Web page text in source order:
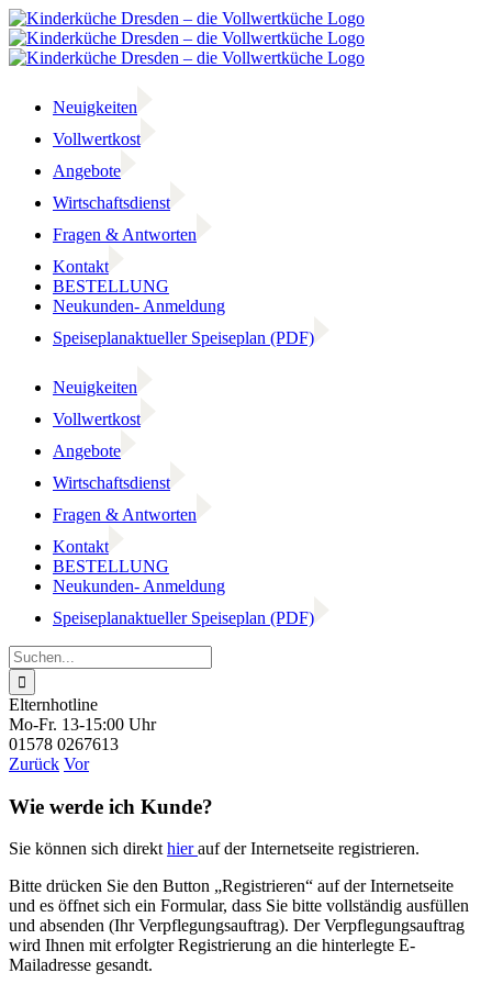
Zum
Inhalt
springen
Neuigkeiten
Vollwertkost
Angebote
Wirtschaftsdienst
Fragen & Antworten
Kontakt
BESTELLUNG
Neukunden- Anmeldung
Speiseplanaktueller Speiseplan (PDF)
Neuigkeiten
Vollwertkost
Angebote
Wirtschaftsdienst
Fragen & Antworten
Kontakt
BESTELLUNG
Neukunden- Anmeldung
Speiseplanaktueller Speiseplan (PDF)
Suche
nach:
Elternhotline
Mo-Fr. 13-15:00 Uhr
01578 0267613
Zurück Vor
Wie werde ich Kunde?
Sie können sich direkthierauf der Internetseite registrieren.
Bitte drücken Sie den Button „Registrieren“ auf der Internetseite
und es öffnet sich ein Formular, dass Sie bitte vollständig ausfüllen
und absenden (Ihr Verpflegungsauftrag). Der Verpflegungsauftrag
wird Ihnen mit erfolgter Registrierung an die hinterlegte E-
Mailadresse gesandt.